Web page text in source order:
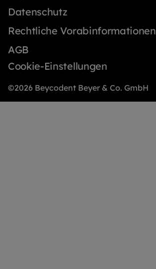
Datenschutz
Rechtliche Vorabinformationen
AGB
Cookie-Einstellungen
©2026 Beycodent Beyer & Co. GmbH